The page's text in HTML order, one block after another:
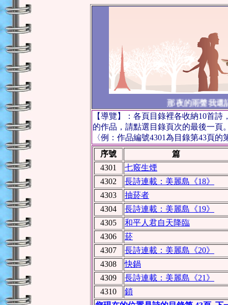
那夜的雨聲我還
【導覽】：各頁目錄裡各收納10首
的作品，請點選目錄頁次的最後一頁
〈例：作品編號4301為目錄第43頁的
序號
篇
4301
七竅生煙
4302
長詩連載：美麗島《18》
4303
抽菸者
4304
長詩連載：美麗島《19》
4305
和平人君自天降臨
4306
菸
4307
長詩連載：美麗島《20》
4308
快鍋
4309
長詩連載：美麗島《21》
4310
鎖